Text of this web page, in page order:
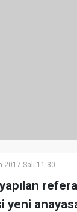
2017 Salı 11:30
yeni